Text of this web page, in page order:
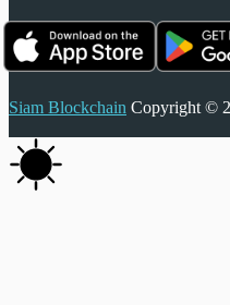
Siam Blockchain Copyright ©